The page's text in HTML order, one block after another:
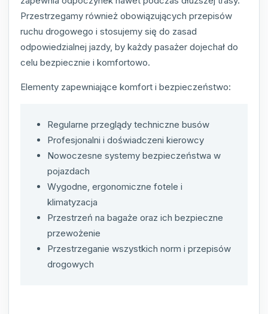
Przestrzegamy również obowiązujących przepisów
ruchu drogowego i stosujemy się do zasad
odpowiedzialnej jazdy, by każdy pasażer dojechał do
celu bezpiecznie i komfortowo.
Elementy zapewniające komfort i bezpieczeństwo:
Regularne przeglądy techniczne busów
Profesjonalni i doświadczeni kierowcy
Nowoczesne systemy bezpieczeństwa w
pojazdach
Wygodne, ergonomiczne fotele i
klimatyzacja
Przestrzeń na bagaże oraz ich bezpieczne
przewożenie
Przestrzeganie wszystkich norm i przepisów
drogowych